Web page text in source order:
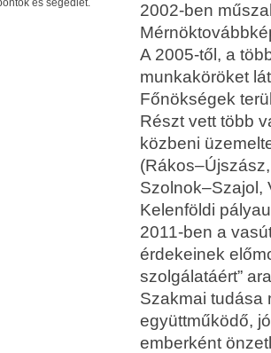
és segédlet.
2002-ben
A 2005-től, a
munkaköröket
Főnökségek
Részt vett több
közbeni
Szolnok–Szajol,
Kelenföldi
2011-ben a
érdekeinek
szolgálatáért”
Szakmai tudása
együttműködő,
emberként